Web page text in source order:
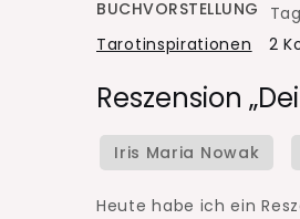
BUCHVORSTELLUNG
Tarotinspirationen
2
Reszension
Heute habe ich ein